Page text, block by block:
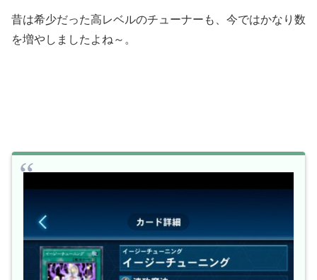
昔は希少だった高レベルのチューナーも、今ではかなり数
を増やしましたよね～。